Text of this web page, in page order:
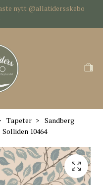
nytt @allatidersskebo
Tapeter
Sandberg
Solliden 10464